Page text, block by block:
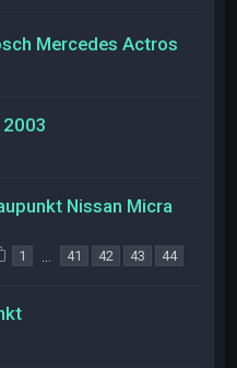
Mercedes Actros
2003
Nissan Micra
1 41 42 43 44